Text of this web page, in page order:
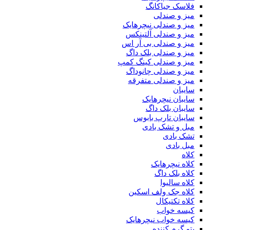
فلاسک جیاکانگ
میز و صندلی
میز و صندلی نیچرهایک
میز و صندلی آلتینکس
میز و صندلی بی آر اس
میز و صندلی بلک داگ
میز و صندلی کینگ کمپ
میز و صندلی چانوداگ
میز و صندلی متفرقه
سایبان
سایبان نیچرهایک
سایبان بلک داگ
سایبان تارپ بابوس
مبل و تشک بادی
تشک بادی
مبل بادی
کلاه
کلاه نیچرهایک
کلاه بلک داگ
کلاه سالیوا
کلاه جک‌ ولف‌ اسکین
کلاه تکتیکال
کیسه خواب
کیسه خواب نیچرهایک